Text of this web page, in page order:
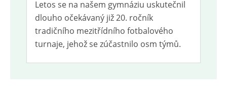
Letos se na našem gymnáziu uskutečnil
dlouho očekávaný již 20. ročník
tradičního mezitřídního fotbalového
turnaje, jehož se zúčastnilo osm týmů.